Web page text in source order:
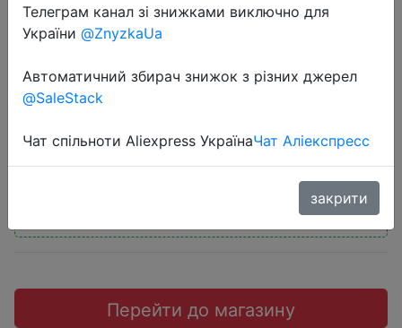
2018-12-12
Remote Controller with Free Sticker
$2.29
Перейти до магазину
Телеграм канал зі знижками виключно для
України @ZnyzkaUa
Автоматичний збирач знижок з різних джерел
@SaleStack
Чат спільноти Aliexpress УкраїнаЧат Аліекспресс
закрити